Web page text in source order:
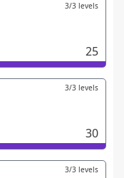
3/3 levels
25
3/3 levels
30
3/3 levels